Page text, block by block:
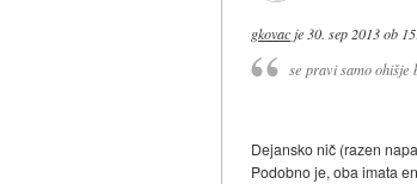
gkovac je 30. sep 2013 ob
se pravi samo ohišje
Dejansko nič (razen
Podobno je, oba imata